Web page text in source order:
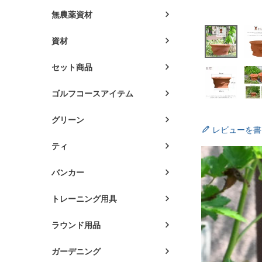
無農薬資材
資材
セット商品
ゴルフコースアイテム
グリーン
ティ
バンカー
トレーニング用具
ラウンド用品
ガーデニング
レビューを